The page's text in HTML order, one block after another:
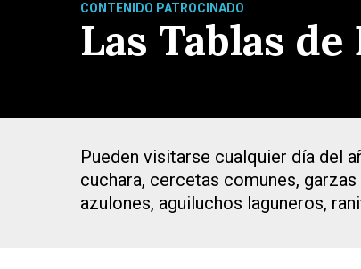
CONTENIDO PATROCINADO
Las Tablas
Pueden visitarse cualquier día del
cuchara, cercetas comunes,
azulones, aguiluchos laguneros,